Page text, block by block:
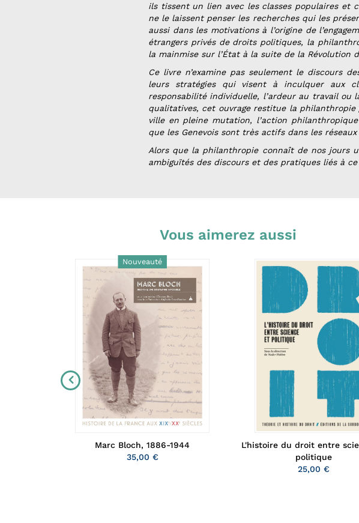
ils tissent un lien avec les classes populaires et
ne le laissent penser les recherches qui les
aussi dans les motivations à l’origine de
étrangers privés de droits politiques, la
la mainmise sur l’État à la suite de la Révolution
Ce livre n’examine pas seulement le discours
leurs stratégies qui visent à inculquer aux
responsabilité individuelle, l’ardeur au travail
qualitatives, cet ouvrage restitue la philanthropie
ville en pleine mutation, l’action
que les Genevois sont très actifs dans les
Alors que la philanthropie connaît de nos jours
ambiguïtés des discours et des pratiques liés à ce
Vous aimerez aussi
Nouveauté
Marc Bloch, 1886-1944
35,00 €
L'histoire du droit entre
politique
25,00 €